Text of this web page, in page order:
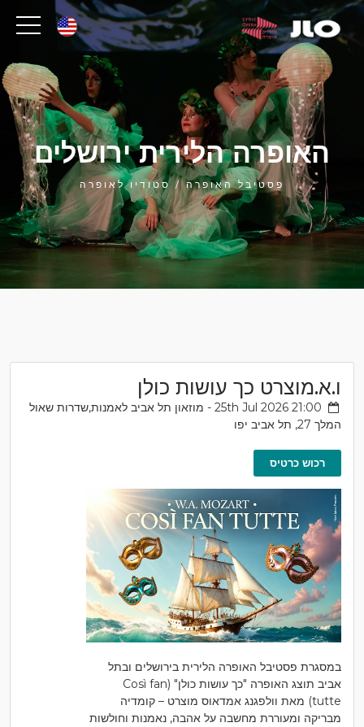
האופרה הלירית ירושלים
פסטיבל האופרה / סטודיו לאופרה
ו.א.מוצרט כך עושות כולן
25th Jul 2026 21:00 - מוזאון תל אביב לאמנות,שדרות שאול
המלך 27, תל אביב יפו
רכוש כרטיס
במסגרת פסטיבל האופרה הלירית בירושלים ובתל
אביב תוצג האופרה "כך עושות כולן" (Così fan
tutte) מאת וולפגנג אמדאוס מוצרט – קומדיה
מבריקה ומעוררת מחשבה על אהבה, נאמנות וחולשות